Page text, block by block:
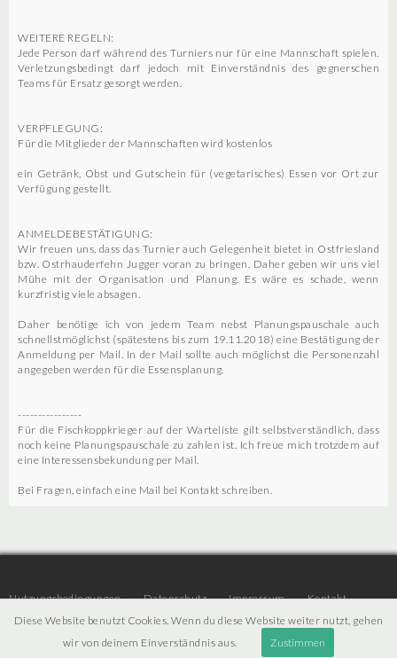
WEITERE REGELN:
Jede Person darf während des Turniers nur für eine Mannschaft spielen.
Verletzungsbedingt darf jedoch mit Einverständnis des gegnerschen
Teams für Ersatz gesorgt werden.
VERPFLEGUNG:
Für die Mitglieder der Mannschaften wird kostenlos
ein Getränk, Obst und Gutschein für (vegetarisches) Essen vor Ort zur
Verfügung gestellt.
ANMELDEBESTÄTIGUNG:
Wir freuen uns, dass das Turnier auch Gelegenheit bietet in Ostfriesland
bzw. Ostrhauderfehn Jugger voran zu bringen. Daher geben wir uns viel
Mühe mit der Organisation und Planung. Es wäre es schade, wenn
kurzfristig viele absagen.
Daher benötige ich von jedem Team nebst Planungspauschale auch
schnellstmöglichst (spätestens bis zum 19.11.2018) eine Bestätigung der
Anmeldung per Mail. In der Mail sollte auch möglichst die Personenzahl
angegeben werden für die Essensplanung.
----------------
Für die Fischkoppkrieger auf der Warteliste gilt selbstverständlich, dass
noch keine Planungspauschale zu zahlen ist. Ich freue mich trotzdem auf
eine Interessensbekundung per Mail.
Bei Fragen, einfach eine Mail bei Kontakt schreiben.
Nutzungsbedingungen Datenschutz Impressum Kontakt
Diese Website benutzt Cookies. Wenn du diese Website weiter nutzt, gehen
wir von deinem Einverständnis aus.
Zustimmen